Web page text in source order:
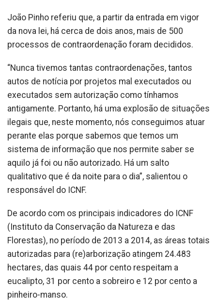
João Pinho referiu que, a partir da entrada em vigor
da nova lei, há cerca de dois anos, mais de 500
processos de contraordenação foram decididos.
“Nunca tivemos tantas contraordenações, tantos
autos de notícia por projetos mal executados ou
executados sem autorização como tínhamos
antigamente. Portanto, há uma explosão de situações
ilegais que, neste momento, nós conseguimos atuar
perante elas porque sabemos que temos um
sistema de informação que nos permite saber se
aquilo já foi ou não autorizado. Há um salto
qualitativo que é da noite para o dia”, salientou o
responsável do ICNF.
De acordo com os principais indicadores do ICNF
(Instituto da Conservação da Natureza e das
Florestas), no período de 2013 a 2014, as áreas totais
autorizadas para (re)arborização atingem 24.483
hectares, das quais 44 por cento respeitam a
eucalipto, 31 por cento a sobreiro e 12 por cento a
pinheiro-manso.